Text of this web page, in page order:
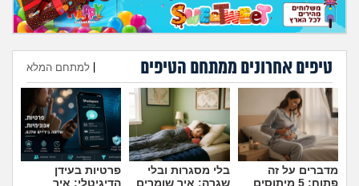
מה שעובר עליי
שומרים על הגוף
פיננסי וכלכלה
בין הסדינים
חיות מחמד
טיפים אחרונים ממתחם הטיפים למתחם המלא
הוספת טיפ
מדברים על זה
פתוח: 5 מיתוסים
בלי מסגרות ובלי
שגרה: איך שומרים
פרטיות בעידן
הדיגיטלי: איך